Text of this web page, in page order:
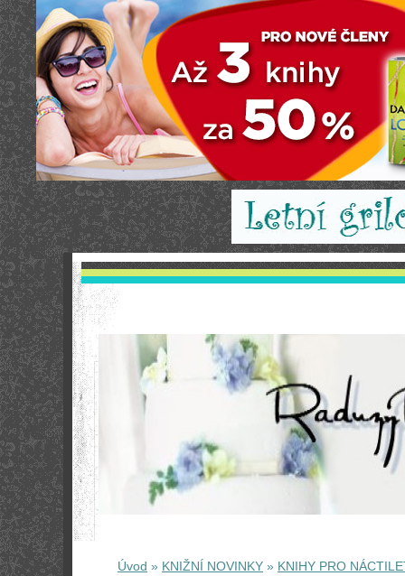
Úvod » KNIŽNÍ NOVINKY » KNIHY PRO